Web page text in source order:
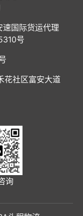
国际货运代理
号
花社区富安大道
询